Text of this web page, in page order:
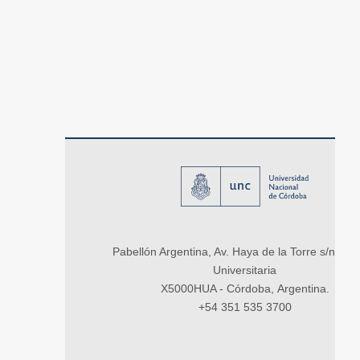
Pabellón Argentina, Av. Haya de la Torre s/n,
Universitaria
X5000HUA - Córdoba, Argentina.
+54 351 535 3700